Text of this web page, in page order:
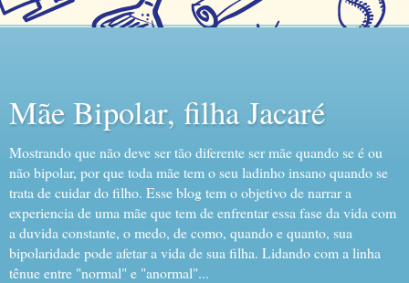
Mãe Bipolar, filha Jacaré
Mostrando que não deve ser tão diferente ser mãe quando se é ou
não bipolar, por que toda mãe tem o seu ladinho insano quando se
trata de cuidar do filho. Esse blog tem o objetivo de narrar a
experiencia de uma mãe que tem de enfrentar essa fase da vida com
a duvida constante, o medo, de como, quando e quanto, sua
bipolaridade pode afetar a vida de sua filha. Lidando com a linha
tênue entre "normal" e "anormal"...